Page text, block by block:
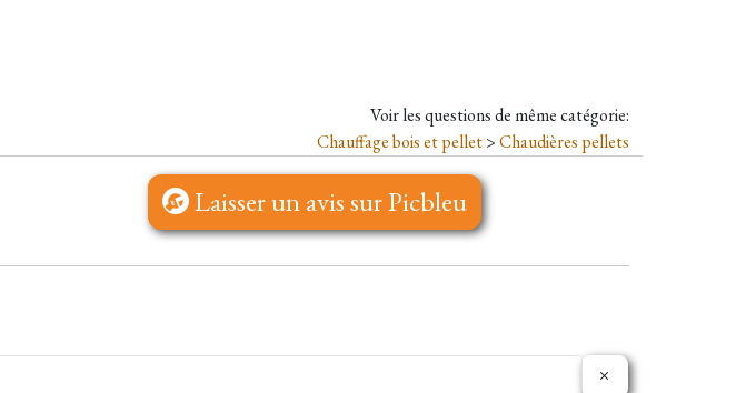
Voir les questions de même catégorie:
Chauffage bois et pellet>Chaudières pellets
Laisser un avis sur Picbleu